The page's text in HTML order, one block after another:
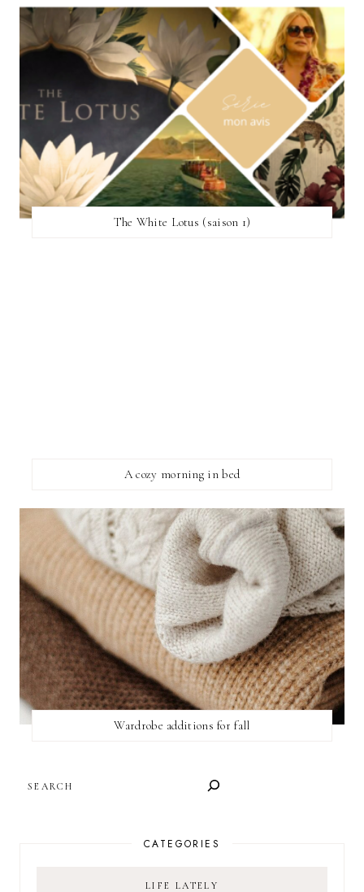
The White Lotus (saison 1)
A cozy morning in bed
Wardrobe additions for fall
CATEGORIES
LIFE LATELY